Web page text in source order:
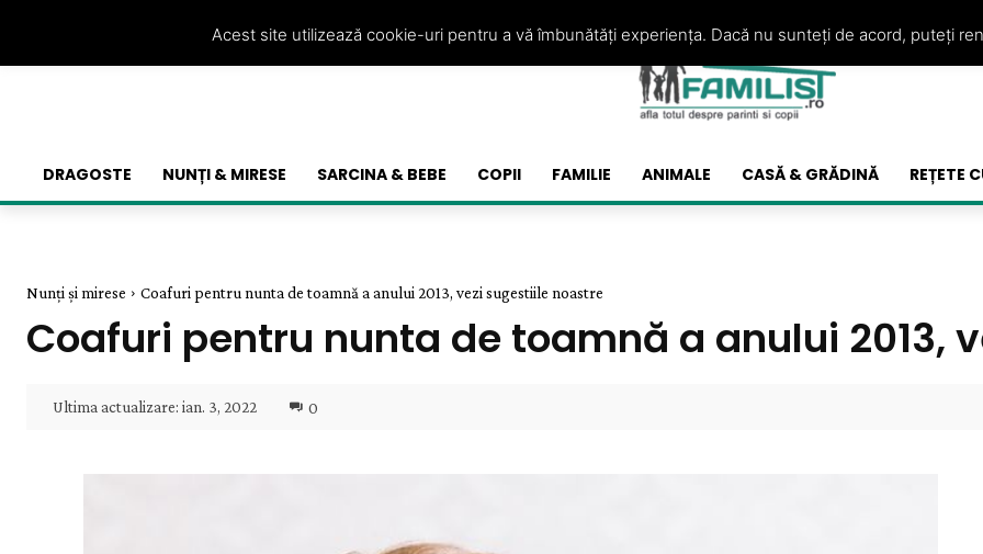
DRAGOSTE NUNȚI & MIRESE SARCINA & BEBE COPII FAMILIE ANIMALE CASĂ & GRĂDINĂ REȚETE
Nunți și mirese Coafuri pentru nunta de toamnă a anului 2013, vezi sugestiile noastre
Coafuri pentru nunta de toamnă a anului 2013,
Ultima actualizare: ian. 3, 2022 0
Acest site utilizează cookie-uri pentru a vă îmbunătăți experiența. Dacă nu sunteți de acord, puteți